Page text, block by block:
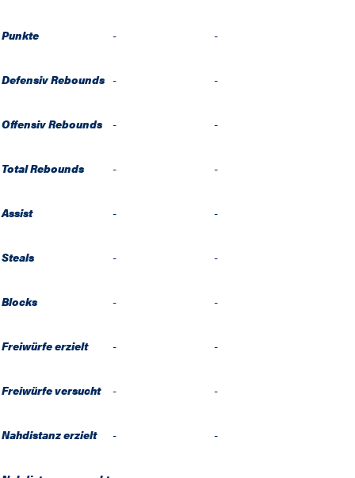
Punkte - -
Defensiv Rebounds - -
Offensiv Rebounds - -
Total Rebounds - -
Assist - -
Steals - -
Blocks - -
Freiwürfe erzielt - -
Freiwürfe versucht - -
Nahdistanz erzielt - -